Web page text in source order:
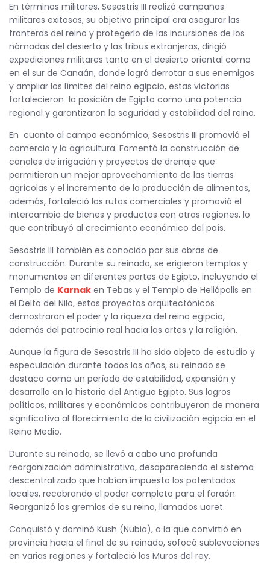
En términos militares, Sesostris III realizó campañas
militares exitosas, su objetivo principal era asegurar las
fronteras del reino y protegerlo de las incursiones de los
nómadas del desierto y las tribus extranjeras, dirigió
expediciones militares tanto en el desierto oriental como
en el sur de Canaán, donde logró derrotar a sus enemigos
y ampliar los límites del reino egipcio, estas victorias
fortalecieron la posición de Egipto como una potencia
regional y garantizaron la seguridad y estabilidad del reino.
En cuanto al campo económico, Sesostris III promovió el
comercio y la agricultura. Fomentó la construcción de
canales de irrigación y proyectos de drenaje que
permitieron un mejor aprovechamiento de las tierras
agrícolas y el incremento de la producción de alimentos,
además, fortaleció las rutas comerciales y promovió el
intercambio de bienes y productos con otras regiones, lo
que contribuyó al crecimiento económico del país.
Sesostris III también es conocido por sus obras de
construcción. Durante su reinado, se erigieron templos y
monumentos en diferentes partes de Egipto, incluyendo el
Templo de Karnak en Tebas y el Templo de Heliópolis en
el Delta del Nilo, estos proyectos arquitectónicos
demostraron el poder y la riqueza del reino egipcio,
además del patrocinio real hacia las artes y la religión.
Aunque la figura de Sesostris III ha sido objeto de estudio y
especulación durante todos los años, su reinado se
destaca como un período de estabilidad, expansión y
desarrollo en la historia del Antiguo Egipto. Sus logros
políticos, militares y económicos contribuyeron de manera
significativa al florecimiento de la civilización egipcia en el
Reino Medio.
Durante su reinado, se llevó a cabo una profunda
reorganización administrativa, desapareciendo el sistema
descentralizado que habían impuesto los potentados
locales, recobrando el poder completo para el faraón.
Reorganizó los gremios de su reino, llamados uaret.
Conquistó y dominó Kush (Nubia), a la que convirtió en
provincia hacia el final de su reinado, sofocó sublevaciones
en varias regiones y fortaleció los Muros del rey,